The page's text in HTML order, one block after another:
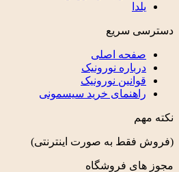
یلدا
دسترسی سریع
صفحه اصلی
درباره نورونیک
قوانین نورونیک
راهنمای خرید سیسمونی
نکته مهم
(فروش فقط به صورت اینترنتی)
مجوز های فروشگاه